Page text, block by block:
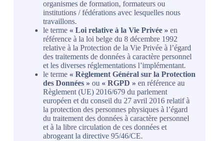
organismes de formation, formateurs ou
institutions / fédérations avec lesquelles nous
travaillons.
le terme « Loi relative à la Vie Privée » en
référence à la loi belge du 8 décembre 1992
relative à la Protection de la Vie Privée à l’égard
des traitements de données à caractère personnel
et les diverses réglementations l’implémentant.
le terme « Règlement Général sur la Protection
des Données » ou « RGPD » en référence au
Règlement (UE) 2016/679 du parlement
européen et du conseil du 27 avril 2016 relatif à
la protection des personnes physiques à l’égard
du traitement des données à caractère personnel
et à la libre circulation de ces données et
abrogeant la directive 95/46/CE.